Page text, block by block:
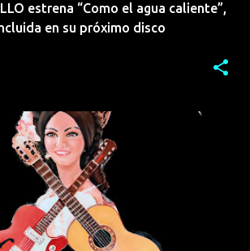
estrena “Como el agua caliente”,
en su próximo disco